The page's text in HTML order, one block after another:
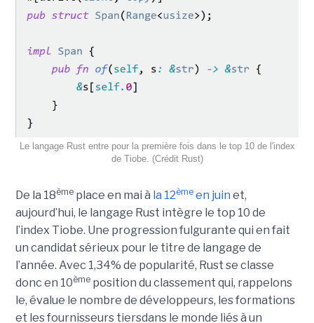
Le langage Rust entre pour la première fois dans le top 10 de l'index
de Tiobe. (Crédit Rust)
De la 18èmeplace en mai à la 12èmeen juin et,
aujourd’hui, le langage Rust intègre le top 10 de
l’index Tiobe. Une progression fulgurante qui en fait
un candidat sérieux pour le titre de langage de
l’année. Avec 1,34% de popularité, Rust se classe
donc en 10èmeposition du classement qui, rappelons
le, évalue le nombre de développeurs, les formations
et les fournisseurs tiersdans le monde liés à un